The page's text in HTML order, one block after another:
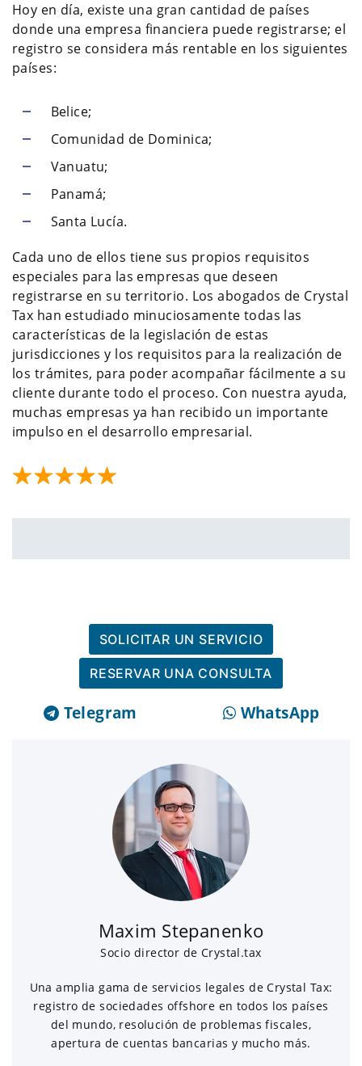
Hoy en día, existe una gran cantidad de países
donde una empresa financiera puede registrarse; el
registro se considera más rentable en los siguientes
países:
Belice;
Comunidad de Dominica;
Vanuatu;
Panamá;
Santa Lucía.
Cada uno de ellos tiene sus propios requisitos
especiales para las empresas que deseen
registrarse en su territorio. Los abogados de Crystal
Tax han estudiado minuciosamente todas las
características de la legislación de estas
jurisdicciones y los requisitos para la realización de
los trámites, para poder acompañar fácilmente a su
cliente durante todo el proceso. Con nuestra ayuda,
muchas empresas ya han recibido un importante
impulso en el desarrollo empresarial.
SOLICITAR UN SERVICIO
RESERVAR UNA CONSULTA
Telegram WhatsApp
Maxim Stepanenko
Socio director de Crystal.tax
Una amplia gama de servicios legales de Crystal Tax:
registro de sociedades offshore en todos los países
del mundo, resolución de problemas fiscales,
apertura de cuentas bancarias y mucho más.